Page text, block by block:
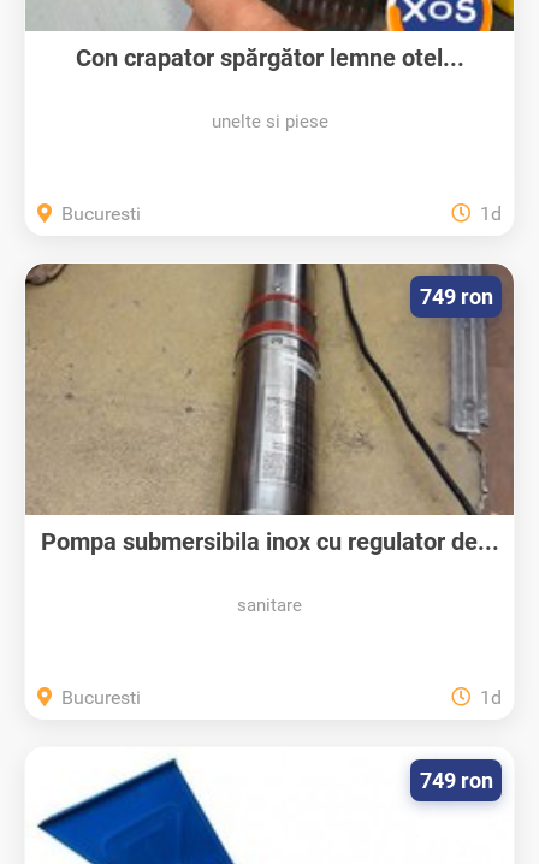
Con crapator spărgător lemne otel...
unelte si piese
Bucuresti 1d
Pompa submersibila inox cu regulator de...
sanitare
749 ron
Bucuresti 1d
749 ron